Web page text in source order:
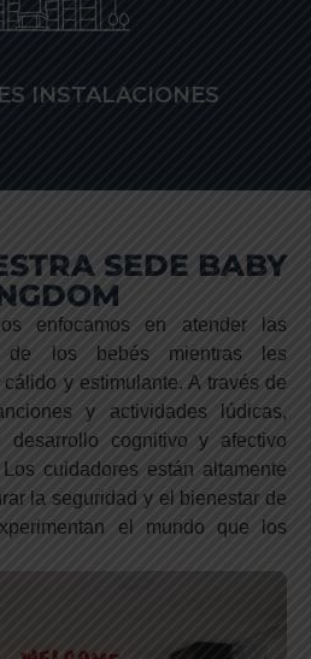
INSTALACIONES
SEDE BABY
enfocamos en atender las
de los bebés mientras les
y estimulante. A través de
y actividades lúdicas,
desarrollo cognitivo y afectivo
cuidadores están altamente
la seguridad y el bienestar de
el mundo que los